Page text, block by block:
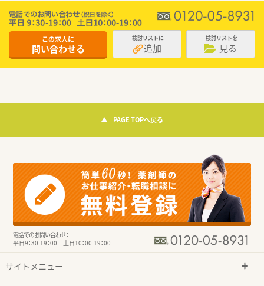
この求人に
問い合わせる
検討リストに
追加
検討リストを
見る
PAGE TOPへ戻る
電話でのお問い合わせ：
平日9：30-19：00 土日10：00-19：00
サイトメニュー